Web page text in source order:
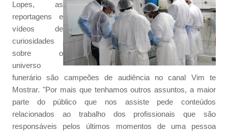
Lopes, as
reportagens e
vídeos de
curiosidades
sobre o
universo
funerário são campeões de audiência no canal Vim te
Mostrar. "Por mais que tenhamos outros assuntos, a maior
parte do público que nos assiste pede conteúdos
relacionados ao trabalho dos profissionais que são
responsáveis pelos últimos momentos de uma pessoa